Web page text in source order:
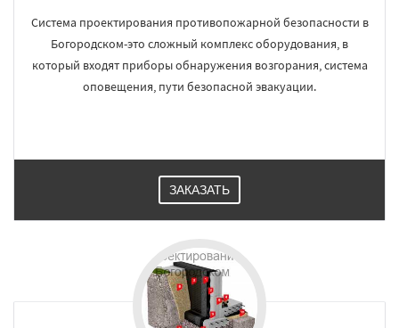
Система проектирования противопожарной безопасности в
Богородском-это сложный комплекс оборудования, в
который входят приборы обнаружения возгорания, система
оповещения, пути безопасной эвакуации.
ЗАКАЗАТЬ